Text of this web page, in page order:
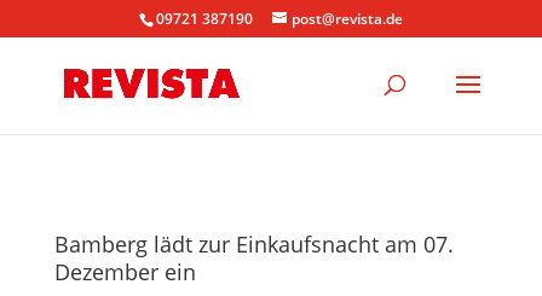
09721 387190 post@revista.de
Bamberg lädt zur Einkaufsnacht am 07.
Dezember ein